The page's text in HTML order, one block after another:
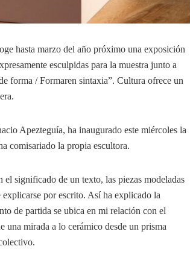
hasta marzo del año próximo una exposición
esculpidas para la muestra junto a
forma / Formaren sintaxia”. Cultura ofrece un
Apezteguía, ha inaugurado este miércoles la
comisariado la propia escultora.
el significado de un texto, las piezas modeladas
por escrito. Así ha explicado la
de partida se ubica en mi relación con el
mirada a lo cerámico desde un prisma